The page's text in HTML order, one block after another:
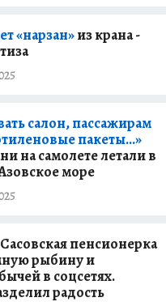
«нарзан»из крана -
салон, пассажирам
пакеты…»
на самолете летали в
море
Сасовская пенсионерка
рыбину и
в соцсетях.
радость